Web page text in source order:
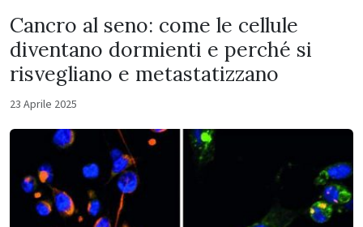
Cancro al seno: come le cellule
diventano dormienti e perché si
risvegliano e metastatizzano
23 Aprile 2025